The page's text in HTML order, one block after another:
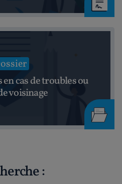
cas de troubles ou
voisinage
: